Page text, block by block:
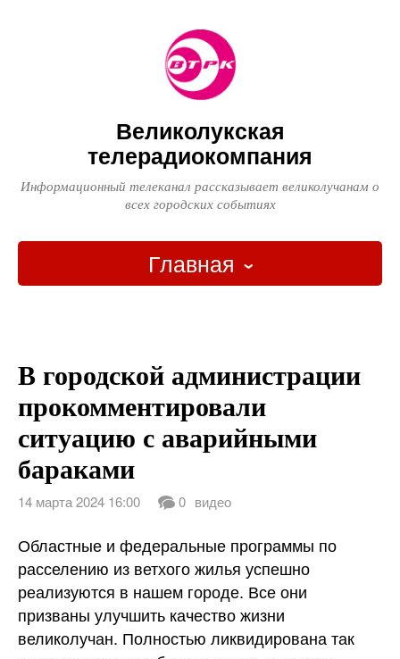
Великолукская
телерадиокомпания
Информационный телеканал рассказывает великолучанам о
всех городских событиях
Главная
Новости
Контакты
В городской администрации
прокомментировали
ситуацию с аварийными
бараками
14 марта 2024 16:00 0 видео
Областные и федеральные программы по
расселению из ветхого жилья успешно
реализуются в нашем городе. Все они
призваны улучшить качество жизни
великолучан. Полностью ликвидирована так